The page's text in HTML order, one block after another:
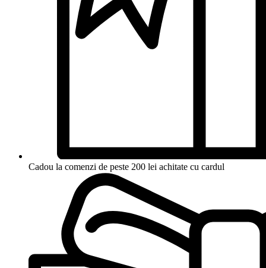
Cadou la comenzi de peste 200 lei achitate cu cardul